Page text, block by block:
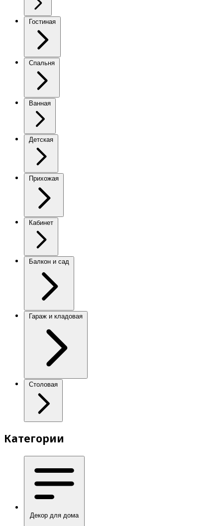
Гостиная
Спальня
Ванная
Детская
Прихожая
Кабинет
Балкон и сад
Гараж и кладовая
Столовая
Категории
Декор для дома